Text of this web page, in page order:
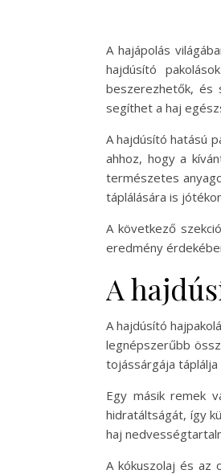
A hajápolás
hajdúsító
beszerezhetők, és
segíthet a haj
A hajdúsító hatású
ahhoz, hogy a
természetes
táplálására is
A következő
eredmény
A
A hajdúsító
legnépszerűbb
tojássárgája táplálja
Egy másik remek
hidratáltságát, így
haj
A kókuszolaj és az